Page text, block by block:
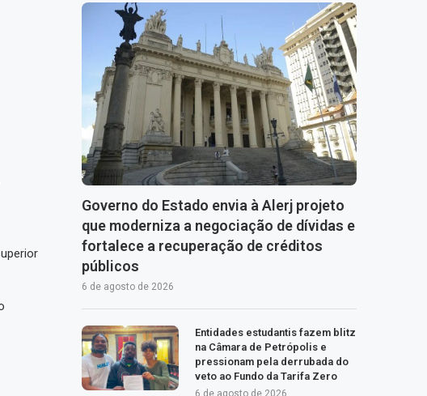
Governo do Estado envia à Alerj projeto
que moderniza a negociação de dívidas e
fortalece a recuperação de créditos
públicos
6 de agosto de 2026
Entidades estudantis fazem blitz
na Câmara de Petrópolis e
pressionam pela derrubada do
veto ao Fundo da Tarifa Zero